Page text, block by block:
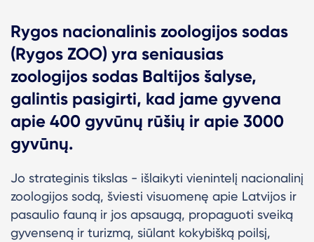
Rygos nacionalinis zoologijos sodas
(Rygos ZOO) yra seniausias
zoologijos sodas Baltijos šalyse,
galintis pasigirti, kad jame gyvena
apie 400 gyvūnų rūšių ir apie 3000
gyvūnų.
Jo strateginis tikslas - išlaikyti vienintelį nacionalinį
zoologijos sodą, šviesti visuomenę apie Latvijos ir
pasaulio fauną ir jos apsaugą, propaguoti sveiką
gyvenseną ir turizmą, siūlant kokybišką poilsį,